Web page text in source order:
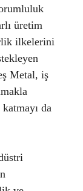
üretim
ilkelerini
Metal, iş
da